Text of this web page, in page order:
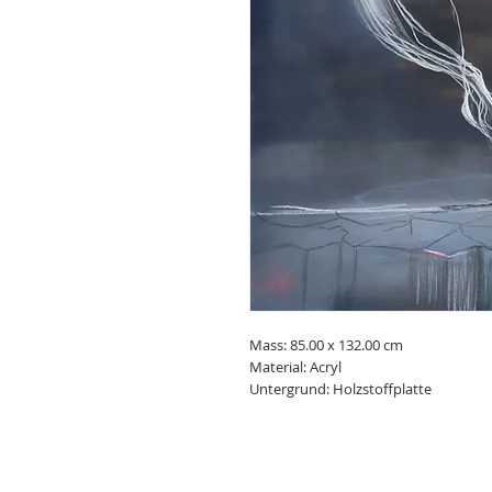
Mass: 85.00 x 132.00 cm
Material: Acryl
Untergrund: Holzstoffplatte